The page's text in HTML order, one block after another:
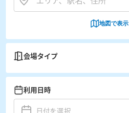
地図で表示
会場タイプ
利用日時